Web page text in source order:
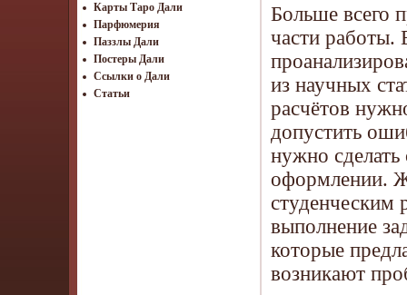
Карты Таро Дали
Парфюмерия
Паззлы Дали
Постеры Дали
Ссылки о Дали
Статьи
Больше всего
части работы.
из научных
расчётов
допустить
нужно
оформлении.
студенческим
выполнение
которые
возникают